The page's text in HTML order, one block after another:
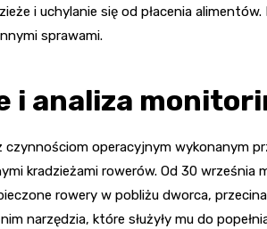
i uchylanie się od płacenia
sprawami.
i analiza
czynnościom operacyjnym wykonanym
kradzieżami rowerów. Od 30 września
rowery w pobliżu dworca,
narzędzia, które służyły mu do